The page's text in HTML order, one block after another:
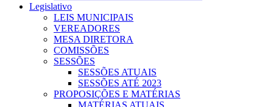
Legislativo
LEIS MUNICIPAIS
VEREADORES
MESA DIRETORA
COMISSÕES
SESSÕES
SESSÕES ATUAIS
SESSÕES ATÉ 2023
PROPOSIÇÕES E MATÉRIAS
MATÉRIAS ATUAIS